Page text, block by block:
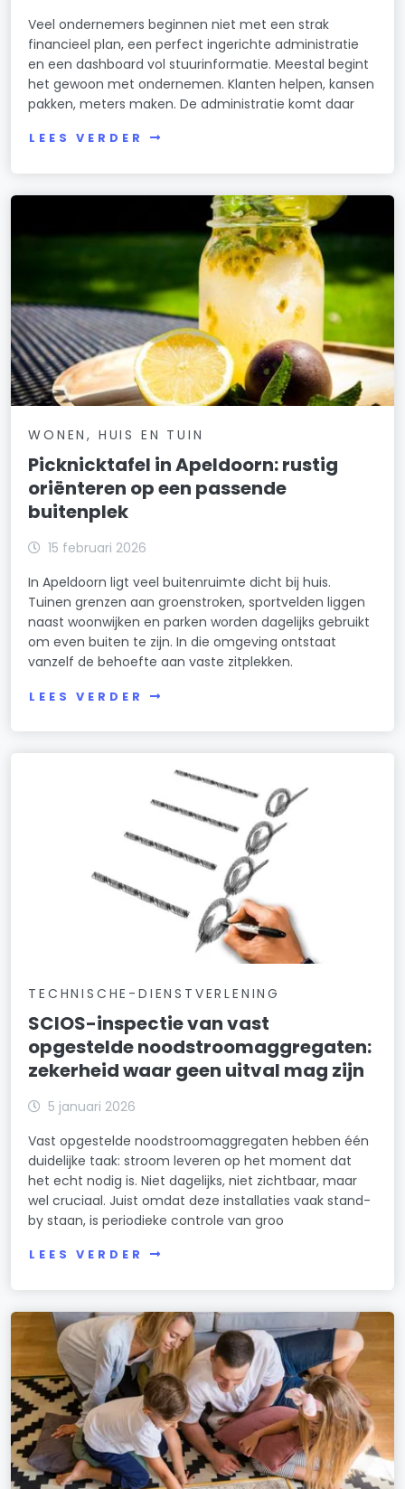
Veel ondernemers beginnen niet met een strak
financieel plan, een perfect ingerichte administratie
en een dashboard vol stuurinformatie. Meestal begint
het gewoon met ondernemen. Klanten helpen, kansen
pakken, meters maken. De administratie komt daar
LEES VERDER
WONEN, HUIS EN TUIN
Picknicktafel in Apeldoorn: rustig
oriënteren op een passende
buitenplek
15 februari 2026
In Apeldoorn ligt veel buitenruimte dicht bij huis.
Tuinen grenzen aan groenstroken, sportvelden liggen
naast woonwijken en parken worden dagelijks gebruikt
om even buiten te zijn. In die omgeving ontstaat
vanzelf de behoefte aan vaste zitplekken.
LEES VERDER
TECHNISCHE-DIENSTVERLENING
SCIOS-inspectie van vast
opgestelde noodstroomaggregaten:
zekerheid waar geen uitval mag zijn
5 januari 2026
Vast opgestelde noodstroomaggregaten hebben één
duidelijke taak: stroom leveren op het moment dat
het echt nodig is. Niet dagelijks, niet zichtbaar, maar
wel cruciaal. Juist omdat deze installaties vaak stand-
by staan, is periodieke controle van groo
LEES VERDER